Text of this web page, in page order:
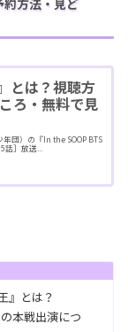
とは？視聴方
ろ・無料で見
団）の『In the SOOP BTS
話］放送...
』とは？
本戦出演につ